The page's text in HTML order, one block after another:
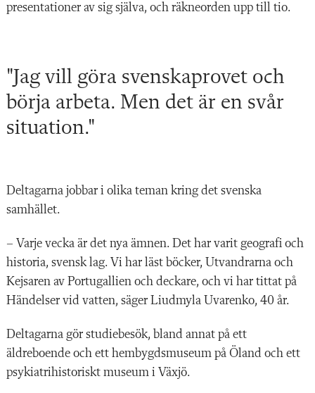
presentationer av sig själva, och räkneorden upp till tio.
"Jag vill göra svenskaprovet och
börja arbeta. Men det är en svår
situation."
Deltagarna jobbar i olika teman kring det svenska
samhället.
– Varje vecka är det nya ämnen. Det har varit geografi och
historia, svensk lag. Vi har läst böcker, Utvandrarna och
Kejsaren av Portugallien och deckare, och vi har tittat på
Händelser vid vatten, säger Liudmyla Uvarenko, 40 år.
Deltagarna gör studiebesök, bland annat på ett
äldreboende och ett hembygdsmuseum på Öland och ett
psykiatrihistoriskt museum i Växjö.